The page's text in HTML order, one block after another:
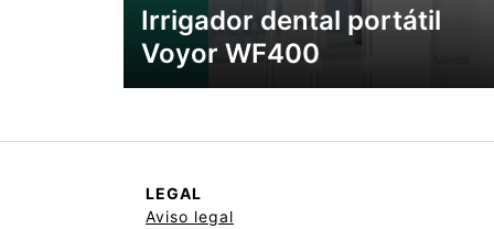
Irrigador dental portátil
Voyor WF400
LEGAL
Aviso legal